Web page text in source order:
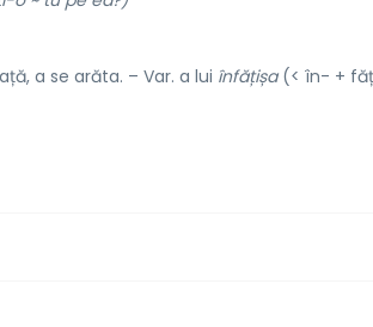
a se arăta. – Var. a lui înfățișa(< în- +